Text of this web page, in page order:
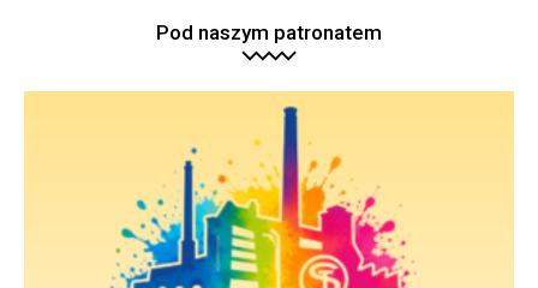
Pod naszym patronatem